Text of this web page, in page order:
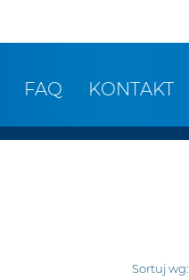
FAQ KONTAKT
Sortuj wg: